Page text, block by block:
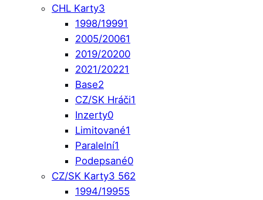
CHL Karty3
1998/19991
2005/20061
2019/20200
2021/20221
Base2
CZ/SK Hráči1
Inzerty0
Limitované1
Paralelní1
Podepsané0
CZ/SK Karty3 562
1994/19955